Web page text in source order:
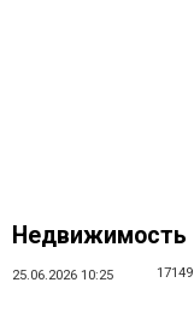
Недвижимость
25.06.2026 10:25 17149